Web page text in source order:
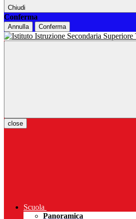
Chiudi
Conferma
Annulla Conferma
close
Scuola
Panoramica